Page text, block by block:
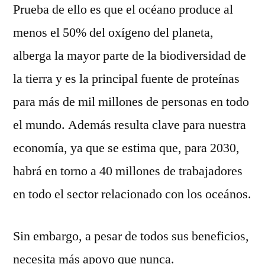
Prueba de ello es que el océano produce al
menos el 50% del oxígeno del planeta,
alberga la mayor parte de la biodiversidad de
la tierra y es la principal fuente de proteínas
para más de mil millones de personas en todo
el mundo. Además resulta clave para nuestra
economía, ya que se estima que, para 2030,
habrá en torno a 40 millones de trabajadores
en todo el sector relacionado con los oceános.
Sin embargo, a pesar de todos sus beneficios,
necesita más apoyo que nunca.